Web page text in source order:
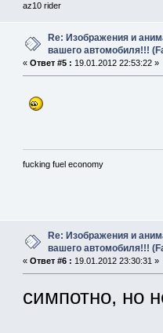
az10 rider
Re: Изображения и
вашего автомобиля!!!
« Ответ #5 : 19.01.2012 22:53:22 »
fucking fuel economy
Re: Изображения и
вашего автомобиля!!!
« Ответ #6 : 19.01.2012 23:30:31 »
симпотно, но